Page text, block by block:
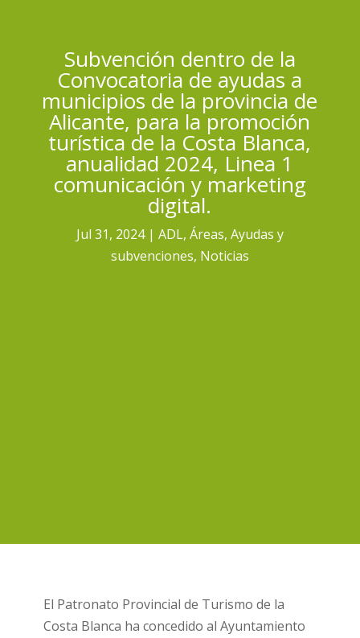
Subvención dentro de la
Convocatoria de ayudas a
municipios de la provincia de
Alicante, para la promoción
turística de la Costa Blanca,
anualidad 2024, Linea 1
comunicación y marketing
digital.
Jul 31, 2024 ADL, Áreas, Ayudas y
subvenciones, Noticias
El Patronato Provincial de Turismo de la
Costa Blanca ha concedido al Ayuntamiento